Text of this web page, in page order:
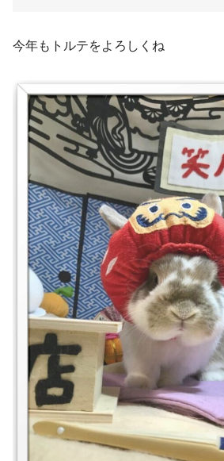
今年もトルテをよろしくね